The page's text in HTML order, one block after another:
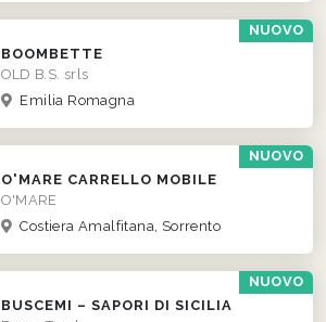
NUOVO
BOOMBETTE
OLD B.S. srls
Emilia Romagna
NUOVO
O'MARE CARRELLO MOBILE
O'MARE
Costiera Amalfitana, Sorrento
NUOVO
BUSCEMI – SAPORI DI SICILIA